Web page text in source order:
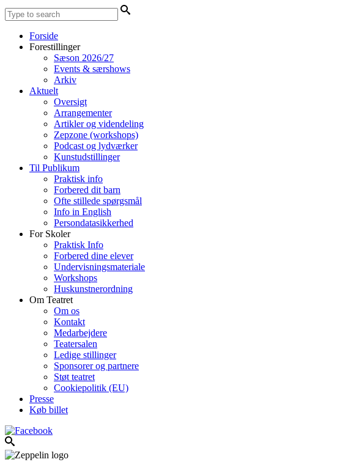
Forside
Forestillinger
Sæson 2026/27
Events & særshows
Arkiv
Aktuelt
Oversigt
Arrangementer
Artikler og videndeling
Zepzone (workshops)
Podcast og lydværker
Kunstudstillinger
Til Publikum
Praktisk info
Forbered dit barn
Ofte stillede spørgsmål
Info in English
Persondatasikkerhed
For Skoler
Praktisk Info
Forbered dine elever
Undervisningsmateriale
Workshops
Huskunstnerordning
Om Teatret
Om os
Kontakt
Medarbejdere
Teatersalen
Ledige stillinger
Sponsorer og partnere
Støt teatret
Cookiepolitik (EU)
Presse
Køb billet